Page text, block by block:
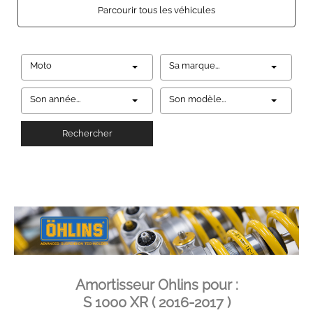
Parcourir tous les véhicules
Moto Sa marque...
Son année... Son modèle...
Rechercher
Amortisseur Ohlins pour :
S 1000 XR ( 2016-2017 )